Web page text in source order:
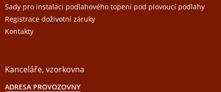
Sady pro instalaci podlahového topení pod plovoucí podlahy
Registrace doživotní záruky
Kontakty
Kanceláře, vzorkovna
ADRESA PROVOZOVNY